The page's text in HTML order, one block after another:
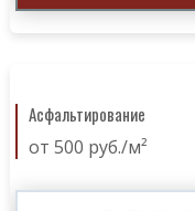
Асфальтирование
от 500 руб./м²